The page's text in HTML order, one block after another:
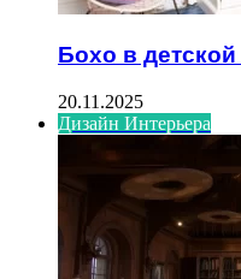
Бохо в детской
20.11.2025
Дизайн Интерьера